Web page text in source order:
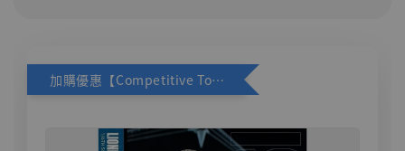
加購優惠【Competitive Toys 梅西 [CM001]】